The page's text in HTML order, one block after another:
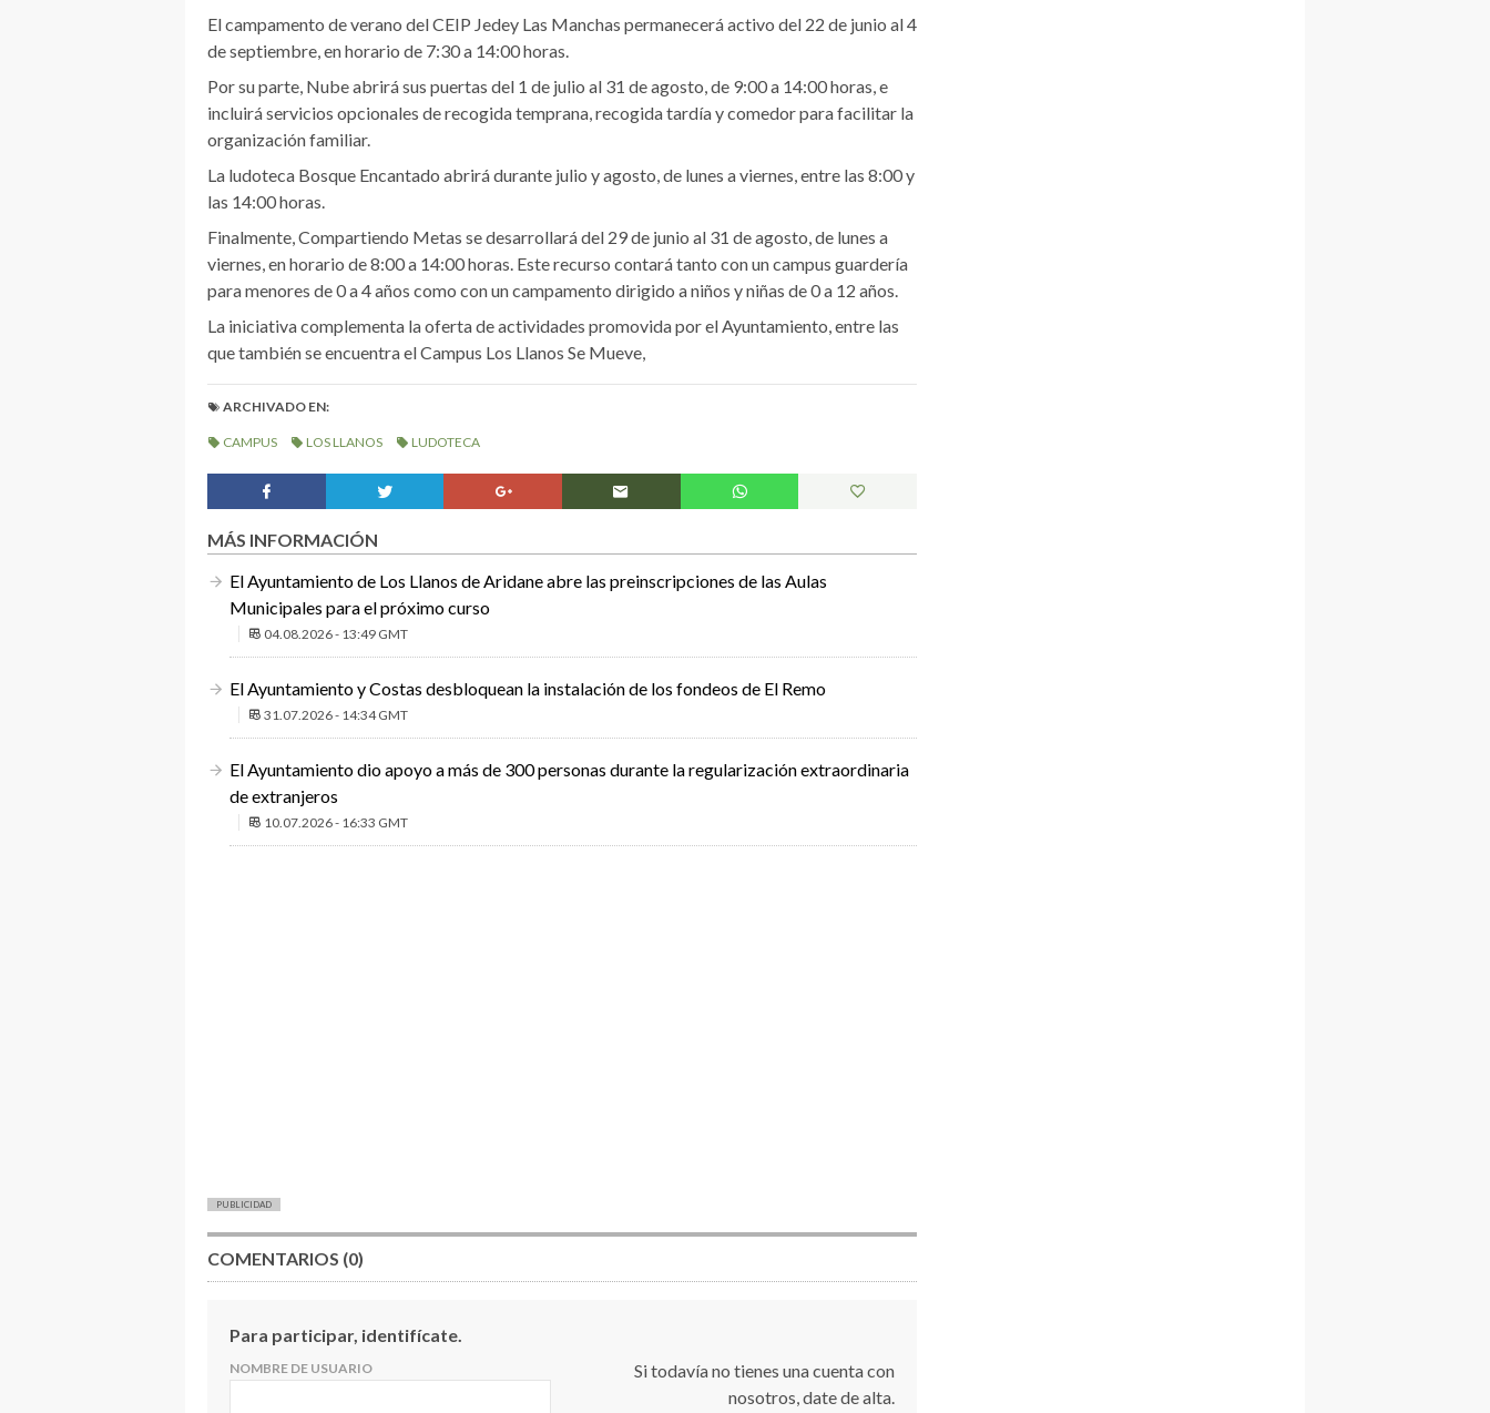
El campamento de verano del CEIP Jedey Las Manchas permanecerá activo del 22 de junio al 4
de septiembre, en horario de 7:30 a 14:00 horas.
Por su parte, Nube abrirá sus puertas del 1 de julio al 31 de agosto, de 9:00 a 14:00 horas, e
incluirá servicios opcionales de recogida temprana, recogida tardía y comedor para facilitar la
organización familiar.
La ludoteca Bosque Encantado abrirá durante julio y agosto, de lunes a viernes, entre las 8:00 y
las 14:00 horas.
Finalmente, Compartiendo Metas se desarrollará del 29 de junio al 31 de agosto, de lunes a
viernes, en horario de 8:00 a 14:00 horas. Este recurso contará tanto con un campus guardería
para menores de 0 a 4 años como con un campamento dirigido a niños y niñas de 0 a 12 años.
La iniciativa complementa la oferta de actividades promovida por el Ayuntamiento, entre las
que también se encuentra el Campus Los Llanos Se Mueve,
ARCHIVADO EN:
CAMPUS LOS LLANOS LUDOTECA
MÁS INFORMACIÓN
El Ayuntamiento de Los Llanos de Aridane abre las preinscripciones de las Aulas
Municipales para el próximo curso
04.08.2026 - 13:49 GMT
El Ayuntamiento y Costas desbloquean la instalación de los fondeos de El Remo
31.07.2026 - 14:34 GMT
El Ayuntamiento dio apoyo a más de 300 personas durante la regularización extraordinaria
de extranjeros
10.07.2026 - 16:33 GMT
PUBLICIDAD
COMENTARIOS (0)
Para participar, identifícate.
NOMBRE DE USUARIO
Si todavía no tienes una cuenta con
nosotros, date de alta.